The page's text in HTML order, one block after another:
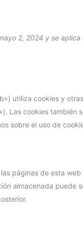
2, 2024 y se
utiliza cookies y
Las cookies también
sobre el uso de
páginas de esta
almacenada puede